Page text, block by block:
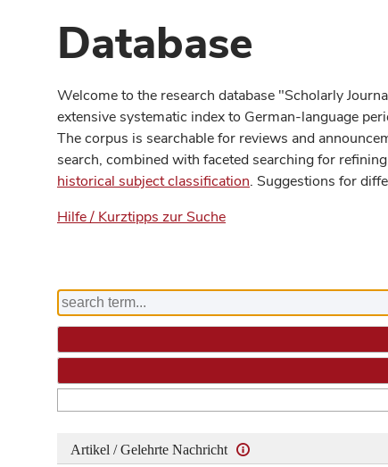
Database
Welcome to the research database "Scholarly
extensive systematic index to German-language
The corpus is searchable for reviews and
search, combined with faceted searching for
historical subject classification. Suggestions for
Hilfe / Kurztipps zur Suche
Artikel / Gelehrte Nachricht